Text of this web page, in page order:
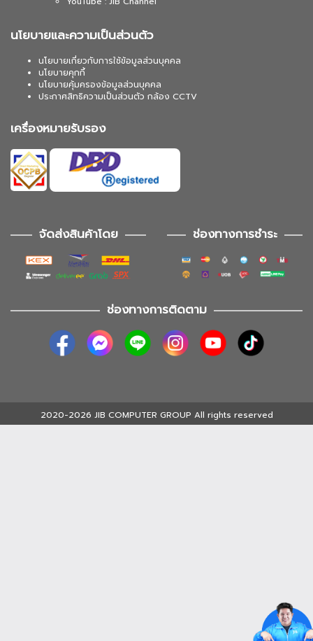
นโยบายและความเป็นส่วนตัว
นโยบายเกี่ยวกับการใช้ข้อมูลส่วนบุคคล
นโยบายคุกกี้
นโยบายคุ้มครองข้อมูลส่วนบุคคล
ประกาศสิทธิความเป็นส่วนตัว กล้อง CCTV
เครื่องหมายรับรอง
จัดส่งสินค้าโดย ช่องทางการชำระ
ช่องทางการติดตาม
2020-2026 JIB COMPUTER GROUP All rights reserved